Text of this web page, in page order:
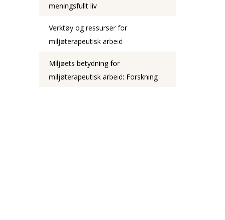
meningsfullt liv
Verktøy og ressurser for
miljøterapeutisk arbeid
Miljøets betydning for
miljøterapeutisk arbeid: Forskning